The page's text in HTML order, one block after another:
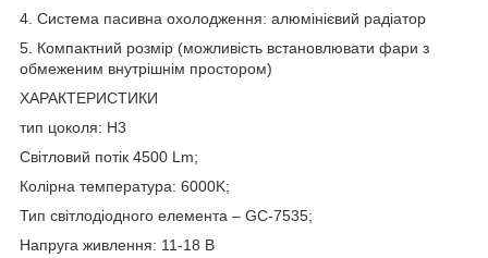
4. Система пасивна охолодження: алюмінієвий радіатор
5. Компактний розмір (можливість встановлювати фари з
обмеженим внутрішнім простором)
ХАРАКТЕРИСТИКИ
тип цоколя: H3
Світловий потік 4500 Lm;
Колірна температура: 6000K;
Тип світлодіодного елемента – GC-7535;
Напруга живлення: 11-18 B